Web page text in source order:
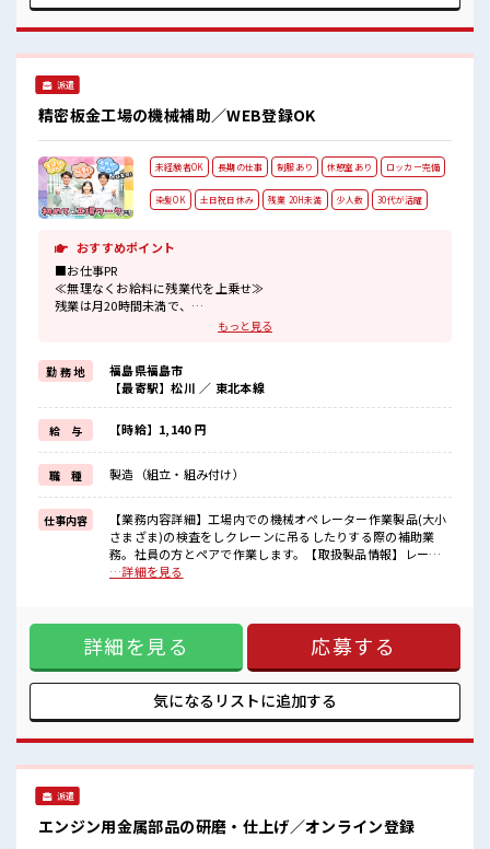
きは休憩室で♪ 持ち物が多いあなたにもぴったり☆ ロッカー
付き職場♪
派遣
精密板金工場の機械補助／WEB登録OK
未経験者OK 長期の仕事 制服あり 休憩室あり ロッカー完備
染髪OK 土日祝日休み 残業 20H未満 少人数 30代が活躍
おすすめポイント
■お仕事PR
≪無理なくお給料に残業代を上乗せ≫
残業は月20時間未満で、
週末は家族や友人と一緒にプライベート満喫！
≪髪色自由で自分らしく働く≫
明るすぎたり奇抜でなければ基本的に自由！
(規定有)≪ラクラク制服アリ≫
制服があるので、
毎日の服装の悩み解消♪
≪初めての仕事だけど自分にもできそう≫
新しいことにチャレンジするのは不安だけど、
しっかり働く環境が整っています！
イチからスキルUP・ステップUP目指していきましょう！
■職場の雰囲気
少人数ですぐに馴染むことができそう♪
派手過ぎなければOKだから、
モチベーションもUP！
もっと見る
勤 務 地
福島県福島市
【最寄駅】松川 ／ 東北本線
給 与 【時給】1,140 円
職 種 製造（組立・組み付け）
仕事内容
【業務内容詳細】工場内での機械オペレーター作業製品(大小
さまざま)の検査をしクレーンに吊るしたりする際の補助業
務。社員の方とペアで作業します。【取扱製品情報】レーザ
ー加工・精密板金加工をしている企業です ■お仕事PR ≪無理
ライベート満喫！ ≪髪色自由で自分らしく働く≫ 明るすぎた
り奇抜でなければ基本的に自由！ (規定有)≪ラクラク制服ア
リ≫ 制服があるので、 毎日の服装の悩み解消♪ ≪初めての仕
事だけど自分にもできそう≫ 新しいことにチャレンジするの
は不安だけど、 しっかり働く環境が整っています！ イチから
スキルUP・ステップUP目指していきましょう！ ■職場の雰
環境☆ 髪型・髪色自由♪ 派手過ぎなければOKだから、 モチ
ベーションもUP！
…詳細を見る
詳細を見る 応募する
気になるリストに追加する
派遣
エンジン用金属部品の研磨・仕上げ／オンライン登録